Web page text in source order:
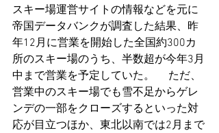
スキー場運営サイトの情報などを元に
帝国データバンクが調査した結果、昨
年12月に営業を開始した全国約300カ
所のスキー場のうち、半数超が今年3月
中まで営業を予定していた。 　ただ、
営業中のスキー場でも雪不足からゲレ
ンデの一部をクローズするといった対
応が目立つほか、東北以南では2月まで